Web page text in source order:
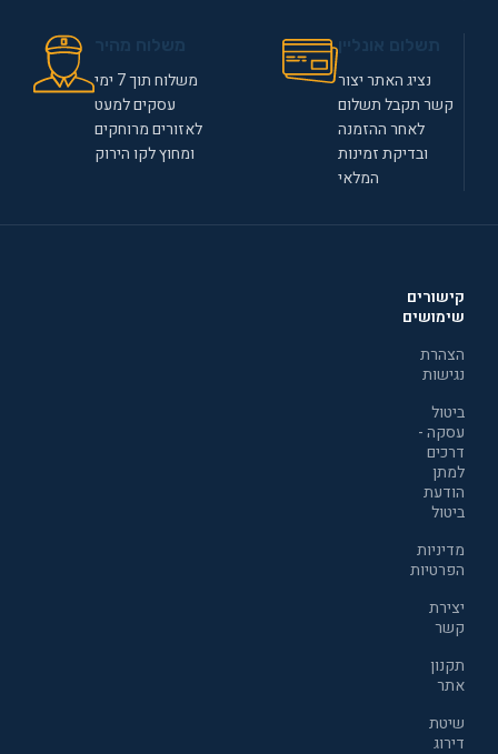
נציג האתר יצור
קשר תקבל תשלום
לאחר ההזמנה
ובדיקת זמינות
המלאי
משלוח תוך 7 ימי
עסקים למעט
לאזורים מרוחקים
ומחוץ לקו הירוק
קישורים
שימושים
הצהרת
נגישות
ביטול
עסקה -
דרכים
למתן
הודעת
ביטול
מדיניות
הפרטיות
יצירת
קשר
תקנון
אתר
שיטת
דירוג